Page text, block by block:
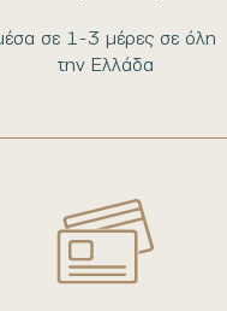
σε 1-3 μέρες σε όλη
την Ελλάδα